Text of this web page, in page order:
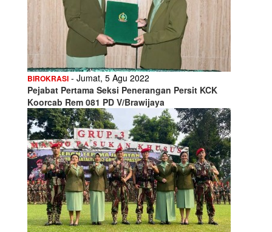
BIROKRASI - Jumat, 5 Agu 2022
Pejabat Pertama Seksi Penerangan Persit KCK
Koorcab Rem 081 PD V/Brawijaya